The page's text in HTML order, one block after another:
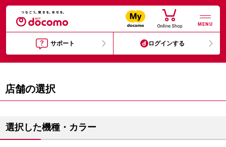
MENU
サポート ログインする
店舗の選択
選択した機種・カラー